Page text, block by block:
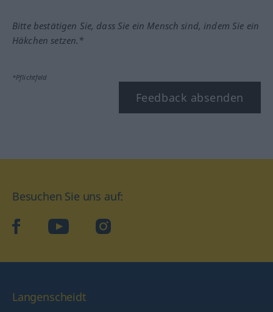
Bitte bestätigen Sie, dass Sie ein Mensch sind, indem Sie ein
Häkchen setzen.*
*Pflichtfeld
Feedback absenden
Besuchen Sie uns auf:
facebookYouTube Instagram
Langenscheidt